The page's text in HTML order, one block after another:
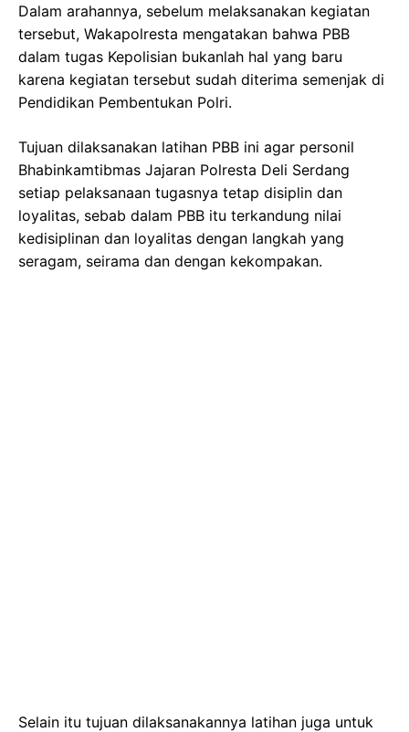
Dalam arahannya, sebelum melaksanakan kegiatan
tersebut, Wakapolresta mengatakan bahwa PBB
dalam tugas Kepolisian bukanlah hal yang baru
karena kegiatan tersebut sudah diterima semenjak di
Pendidikan Pembentukan Polri.
Tujuan dilaksanakan latihan PBB ini agar personil
Bhabinkamtibmas Jajaran Polresta Deli Serdang
setiap pelaksanaan tugasnya tetap disiplin dan
loyalitas, sebab dalam PBB itu terkandung nilai
kedisiplinan dan loyalitas dengan langkah yang
seragam, seirama dan dengan kekompakan.
Selain itu tujuan dilaksanakannya latihan juga untuk